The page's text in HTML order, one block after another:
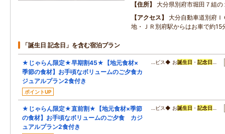
住所
大分県別府市堀田７組の
アクセス
大分自動車道別府
地・ＪＲ別府駅からはお車で約15
「誕生日 記念日」を含む宿泊プラン
★じゃらん限定★早期割45★【地元食材×
季節の食材】お手頃なボリュームのご夕食カ
ジュアルプラン2食付き
ポイントUP
…ビス◆ お誕生日 ・ 記念日 …
★じゃらん限定★直前割★【地元食材×季節
の食材】お手頃なボリュームのご夕食 カジ
ュアルプラン2食付き
…ビス◆ お誕生日 ・ 記念日 …